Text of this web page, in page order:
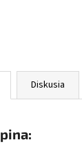
Diskusia